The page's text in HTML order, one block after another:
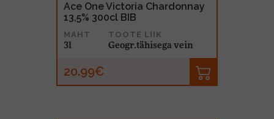
Ace One Victoria Chardonnay
13,5% 300cl BIB
MAHT
3l
TOOTE LIIK
Geogr.tähisega vein
20.99€